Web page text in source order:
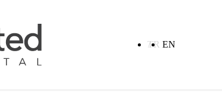
TR EN